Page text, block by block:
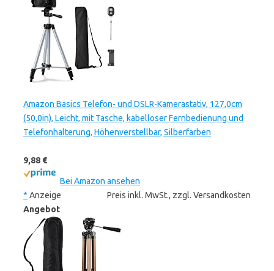
Amazon Basics Telefon- und DSLR-Kamerastativ, 127,0cm
(50,0in), Leicht, mit Tasche, kabelloser Fernbedienung und
Telefonhalterung, Höhenverstellbar, Silberfarben
9,88 €
Bei Amazon ansehen
* Anzeige
Preis inkl. MwSt., zzgl. Versandkosten
Angebot